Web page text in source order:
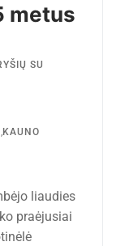
metus
SU
KAUNO
liaudies
praėjusiai